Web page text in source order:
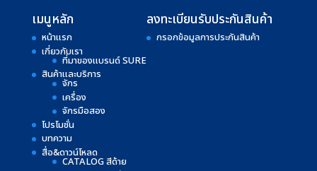
เมนูหลัก
หน้าแรก
เกี่ยวกับเรา
ที่มาของแบรนด์ SURE
สินค้าและบริการ
จักร
เครื่อง
จักรมือสอง
โปรโมชั่น
บทความ
สื่อ&ดาวน์โหลด
CATALOG สีด้าย
ลงทะเบียนรับประกันสินค้า
กรอกข้อมูลการประกันสินค้า